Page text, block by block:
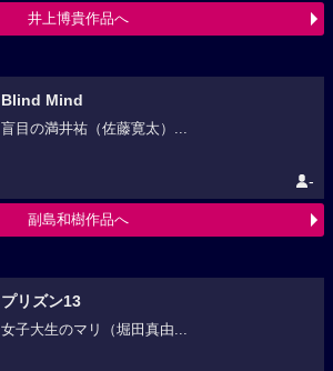
井上博貴作品へ
Blind Mind
盲目の満井祐（佐藤寛太）...
-
副島和樹作品へ
プリズン13
女子大生のマリ（堀田真由...